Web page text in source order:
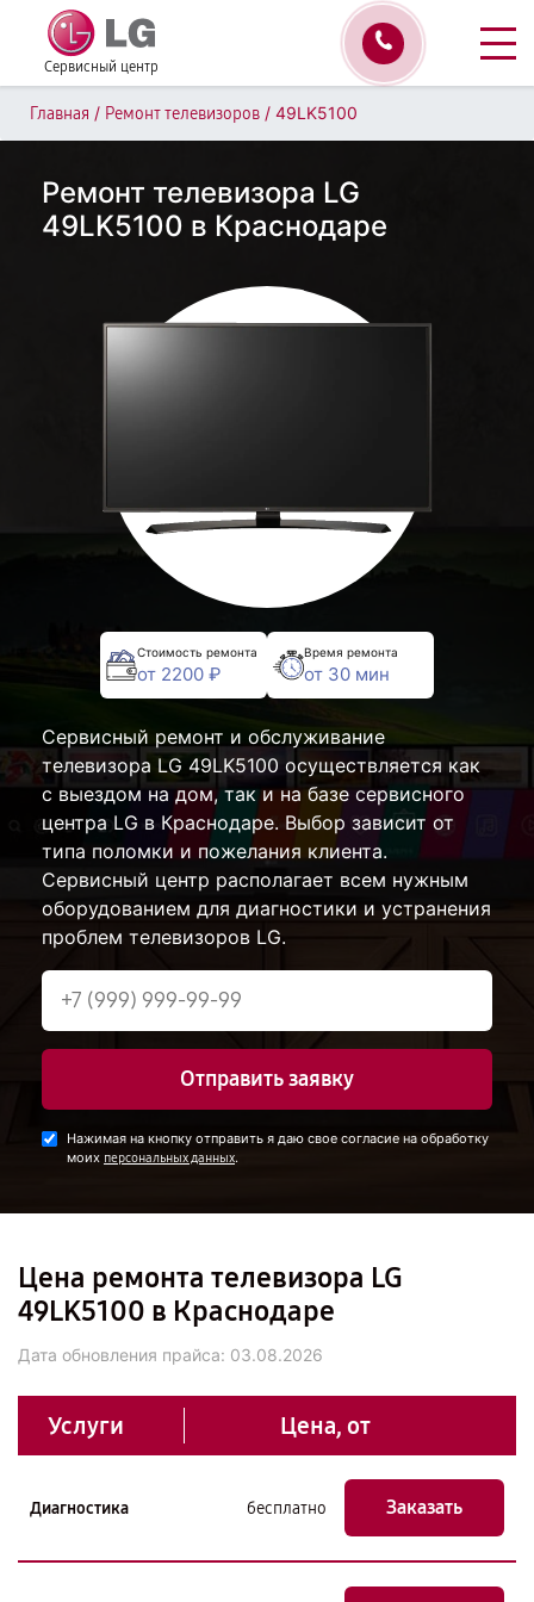
Сервисный центр
Главная / Ремонт телевизоров / 49LK5100
Ремонт телевизора LG
49LK5100 в Краснодаре
Стоимость ремонта
от 2200 ₽
Время ремонта
от 30 мин
Сервисный ремонт и обслуживание
телевизора LG 49LK5100 осуществляется как
с выездом на дом, так и на базе сервисного
центра LG в Краснодаре. Выбор зависит от
типа поломки и пожелания клиента.
Сервисный центр располагает всем нужным
оборудованием для диагностики и устранения
проблем телевизоров LG.
Отправить заявку
Нажимая на кнопку отправить я даю свое согласие на обработку
моих персональных данных.
Цена ремонта телевизора LG
49LK5100 в Краснодаре
Дата обновления прайса: 03.08.2026
Услуги Цена, от
Диагностика бесплатно Заказать